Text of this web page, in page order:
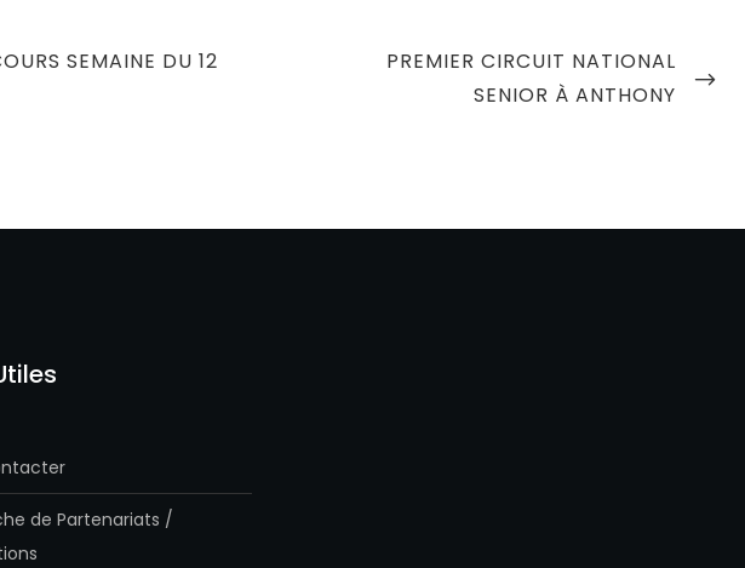
SEMAINE DU 12
NEXT
PREMIER CIRCUIT NATIONAL
SENIOR À ANTHONY
de Partenariats /